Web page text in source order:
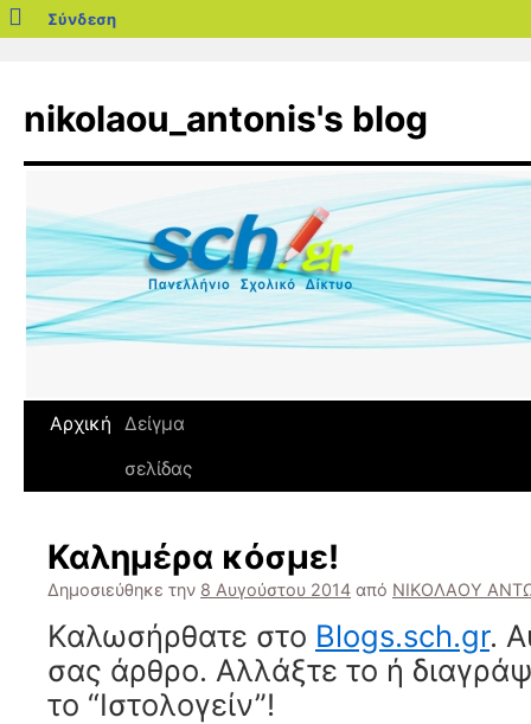
blogs.sch.gr
Σύνδεση
περιεχόμενο
nikolaou_antonis's blog
Αρχική
Δείγμα
σελίδας
Καλημέρα κόσμε!
Δημοσιεύθηκε την 8 Αυγούστου 2014 από ΝΙΚΟΛΑΟΥ
Καλωσήρθατε στο Blogs.sch.gr.
σας άρθρο. Αλλάξτε το ή
το “Ιστολογείν”!